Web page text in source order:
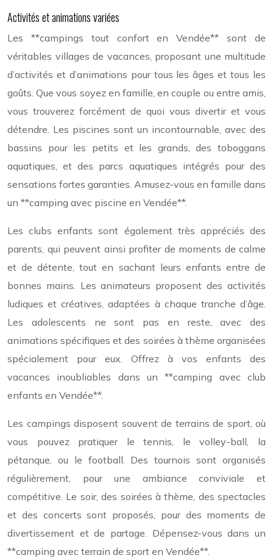
Activités et animations variées
Les **campings tout confort en Vendée** sont de
véritables villages de vacances, proposant une multitude
d’activités et d’animations pour tous les âges et tous les
goûts. Que vous soyez en famille, en couple ou entre amis,
vous trouverez forcément de quoi vous divertir et vous
détendre. Les piscines sont un incontournable, avec des
bassins pour les petits et les grands, des toboggans
aquatiques, et des parcs aquatiques intégrés pour des
sensations fortes garanties. Amusez-vous en famille dans
un **camping avec piscine en Vendée**.
Les clubs enfants sont également très appréciés des
parents, qui peuvent ainsi profiter de moments de calme
et de détente, tout en sachant leurs enfants entre de
bonnes mains. Les animateurs proposent des activités
ludiques et créatives, adaptées à chaque tranche d’âge.
Les adolescents ne sont pas en reste, avec des
animations spécifiques et des soirées à thème organisées
spécialement pour eux. Offrez à vos enfants des
vacances inoubliables dans un **camping avec club
enfants en Vendée**.
Les campings disposent souvent de terrains de sport, où
vous pouvez pratiquer le tennis, le volley-ball, la
pétanque, ou le football. Des tournois sont organisés
régulièrement, pour une ambiance conviviale et
compétitive. Le soir, des soirées à thème, des spectacles
et des concerts sont proposés, pour des moments de
divertissement et de partage. Dépensez-vous dans un
**camping avec terrain de sport en Vendée**.